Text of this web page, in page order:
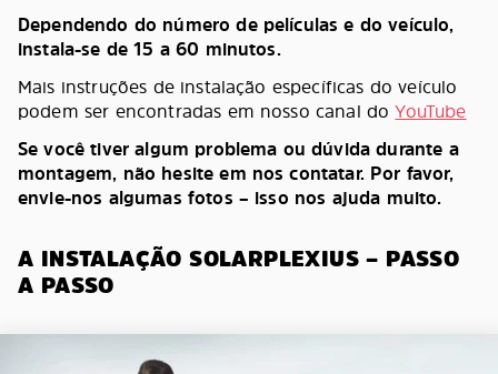
Dependendo do número de películas e do veículo,
instala-se de 15 a 60 minutos.
Mais instruções de instalação específicas do veículo
podem ser encontradas em nosso canal doYouTube
Se você tiver algum problema ou dúvida durante a
montagem, não hesite em nos contatar. Por favor,
envie-nos algumas fotos – isso nos ajuda muito.
A INSTALAÇÃO SOLARPLEXIUS – PASSO
A PASSO